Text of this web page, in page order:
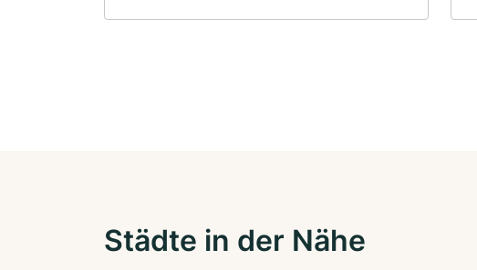
Städte in der Nähe